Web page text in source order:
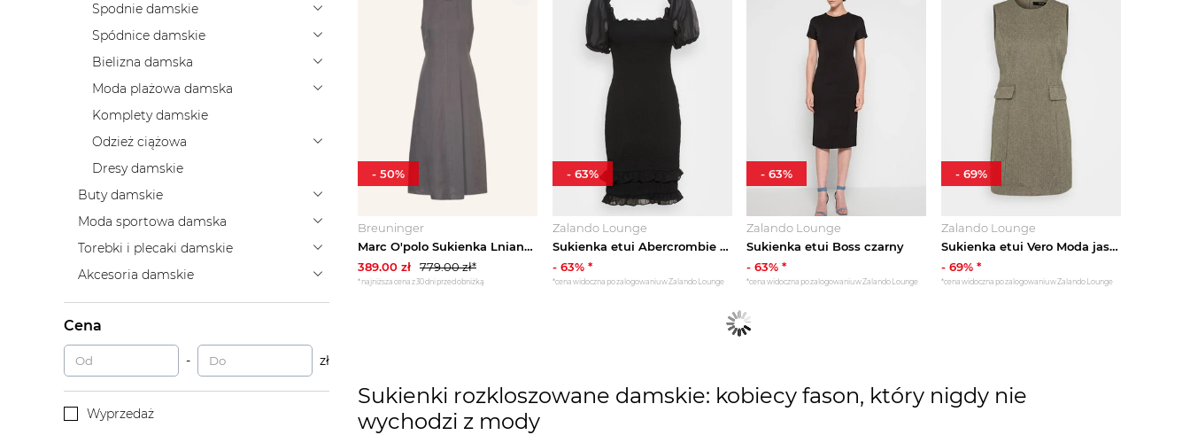
Spodnie damskie
Spódnice damskie
Bielizna damska
Moda plażowa damska
Komplety damskie
Odzież ciążowa
Dresy damskie
Buty damskie
Moda sportowa damska
Torebki i plecaki damskie
Akcesoria damskie
Cena
- zł
Wyprzedaż
Breuninger
Marc O'polo Sukienka Lniana grau SZARY
389.00 zł 779.00zł*
*najniższa cena z 30 dni przed obniżką
- 50%
Zalando Lounge
Sukienka etui Abercrombie & Fitch czarny
- 63% *
*cena widoczna po zalogowaniu w Zalando Lounge
- 63%
Zalando Lounge
Sukienka etui Boss czarny
- 63% *
*cena widoczna po zalogowaniu w Zalando Lounge
- 63%
Zalando Lounge
Sukienka etui Vero Moda jasnoszary melanż
- 69% *
*cena widoczna po zalogowaniu w Zalando Lounge
- 69%
Sukienki rozkloszowane damskie: kobiecy fason, który nigdy nie
wychodzi z mody